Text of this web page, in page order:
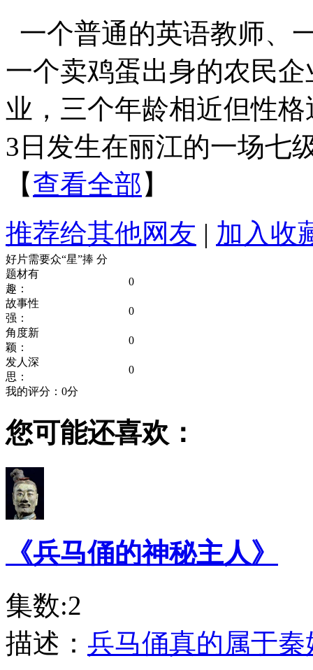
一个普通的英语教师、
一个卖鸡蛋出身的农民
业，三个年龄相近但性
3日发生在丽江的一场七
【查看全部 】
推荐给其他网友 | 加入收
好片需要众“星”捧 分
题材有
趣：
0
故事性
强：
0
角度新
颖：
0
发人深
思：
0
我的评分： 0分
您可能还喜欢：
《兵马俑的神秘主人》
集数:2
描述： 兵马俑真的属于秦